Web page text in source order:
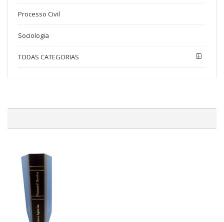
Processo Civil
Sociologia
TODAS CATEGORIAS